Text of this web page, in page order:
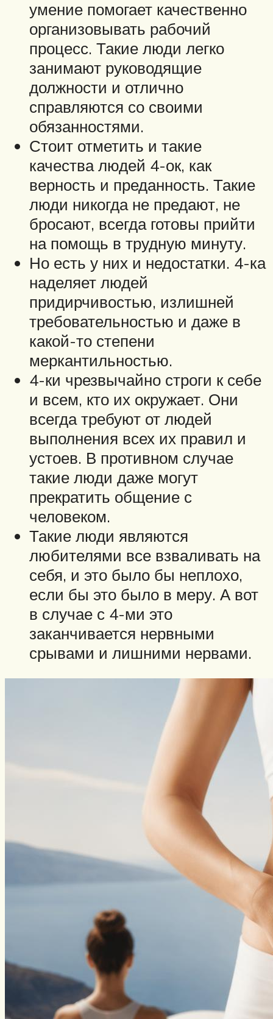
умение помогает качественно
организовывать рабочий
процесс. Такие люди легко
занимают руководящие
должности и отлично
справляются со своими
обязанностями.
Стоит отметить и такие
качества людей 4-ок, как
верность и преданность. Такие
люди никогда не предают, не
бросают, всегда готовы прийти
на помощь в трудную минуту.
Но есть у них и недостатки. 4-ка
наделяет людей
придирчивостью, излишней
требовательностью и даже в
какой-то степени
меркантильностью.
4-ки чрезвычайно строги к себе
и всем, кто их окружает. Они
всегда требуют от людей
выполнения всех их правил и
устоев. В противном случае
такие люди даже могут
прекратить общение с
человеком.
Такие люди являются
любителями все взваливать на
себя, и это было бы неплохо,
если бы это было в меру. А вот
в случае с 4-ми это
заканчивается нервными
срывами и лишними нервами.